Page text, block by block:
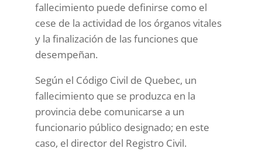
fallecimiento puede definirse como el
cese de la actividad de los órganos vitales
y la finalización de las funciones que
desempeñan.
Según el Código Civil de Quebec, un
fallecimiento que se produzca en la
provincia debe comunicarse a un
funcionario público designado; en este
caso, el director del Registro Civil.